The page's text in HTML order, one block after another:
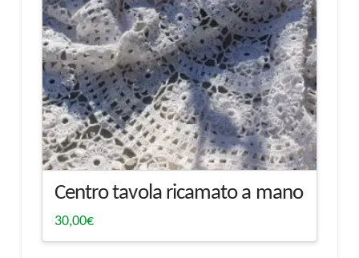
Centro tavola ricamato a mano
30,00€